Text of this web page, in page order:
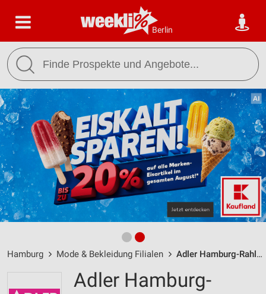
Berlin
Hamburg Mode & Bekleidung Filialen Adler Hamburg-Rahlstedt / Schweriner Str. 8-12 - Öffnungszeiten & Adresse
Adler Hamburg-